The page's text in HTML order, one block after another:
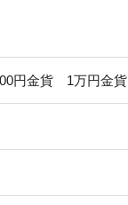
円金貨 1万円金貨